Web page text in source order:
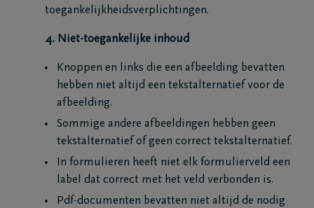
toegankelijkheidsverplichtingen.
4. Niet-toegankelijke inhoud
Knoppen en links die een afbeelding bevatten
hebben niet altijd een tekstalternatief voor de
afbeelding.
Sommige andere afbeeldingen hebben geen
tekstalternatief of geen correct tekstalternatief.
In formulieren heeft niet elk formulierveld een
label dat correct met het veld verbonden is.
Pdf-documenten bevatten niet altijd de nodig